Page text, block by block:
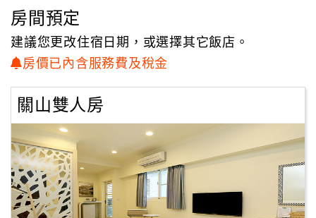
地
圖
顧
務
顧
客
滿
意
房間預定
建議您更改住宿日期，或選擇其它飯店。
房價已內含服務費及稅金
關山雙人房